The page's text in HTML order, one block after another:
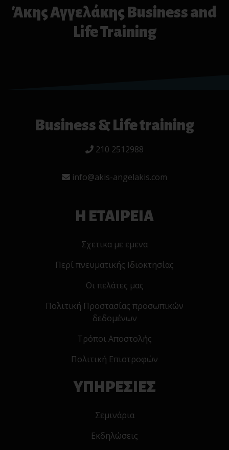
Άκης Αγγελάκης Business and
Life Training
Business & Life training
210 2512988
info@akis-angelakis.com
Η ΕΤΑΙΡΕΙΑ
Σχετικα με εμενα
Περί πνευματικής Ιδιοκτησίας
Οι πελάτες μας
Πολιτική Προστασίας προσωπικών
δεδομένων
Τρόποι Αποστολής
Πολιτική Επιστροφών
ΥΠΗΡΕΣΙΕΣ
Σεμινάρια
Εκδηλώσεις